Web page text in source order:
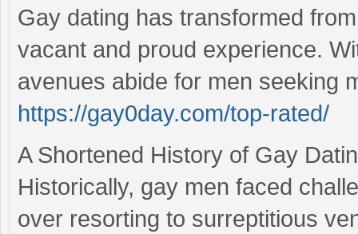
Gay dating has transformed
vacant and proud experience.
avenues abide for men seeking
https://gay0day.com/top-rated/
A Shortened History of Gay
Historically, gay men faced
over resorting to surreptitious